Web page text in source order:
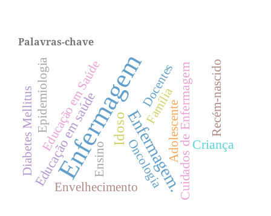
Palavras-chave
EnfermagemEnfermagem.
Idoso Cuidados de EnfermagemCriança
Educação em saúde
Educação em Saúde
Envelhecimento
Adolescente
Família
Ensino
Epidemiologia Recém-nascido
Diabetes Mellitus Oncologia
Docentes